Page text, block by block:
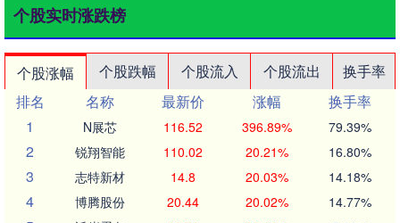
个股实时涨跌榜
个股涨幅 个股跌幅 个股流入 个股流出
换手率
排名
名称 最新价 涨幅
换手率
1
N展芯 116.52 396.89% 79.39%
2 锐翔智能 110.02 20.21% 16.80%
3 志特新材 14.8 20.03% 14.18%
4 博腾股份 20.44 20.02% 14.77%